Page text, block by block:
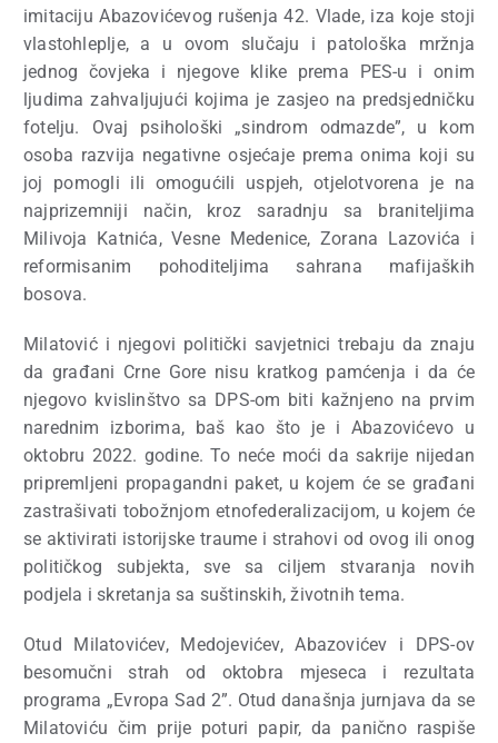
imitaciju Abazovićevog rušenja 42. Vlade, iza koje stoji
vlastohleplje, a u ovom slučaju i patološka mržnja
jednog čovjeka i njegove klike prema PES-u i onim
ljudima zahvaljujući kojima je zasjeo na predsjedničku
fotelju. Ovaj psihološki „sindrom odmazde”, u kom
osoba razvija negativne osjećaje prema onima koji su
joj pomogli ili omogućili uspjeh, otjelotvorena je na
najprizemniji način, kroz saradnju sa braniteljima
Milivoja Katnića, Vesne Medenice, Zorana Lazovića i
reformisanim pohoditeljima sahrana mafijaških
bosova.
Milatović i njegovi politički savjetnici trebaju da znaju
da građani Crne Gore nisu kratkog pamćenja i da će
njegovo kvislinštvo sa DPS-om biti kažnjeno na prvim
narednim izborima, baš kao što je i Abazovićevo u
oktobru 2022. godine. To neće moći da sakrije nijedan
pripremljeni propagandni paket, u kojem će se građani
zastrašivati tobožnjom etnofederalizacijom, u kojem će
se aktivirati istorijske traume i strahovi od ovog ili onog
političkog subjekta, sve sa ciljem stvaranja novih
podjela i skretanja sa suštinskih, životnih tema.
Otud Milatovićev, Medojevićev, Abazovićev i DPS-ov
besomučni strah od oktobra mjeseca i rezultata
programa „Evropa Sad 2”. Otud današnja jurnjava da se
Milatoviću čim prije poturi papir, da panično raspiše